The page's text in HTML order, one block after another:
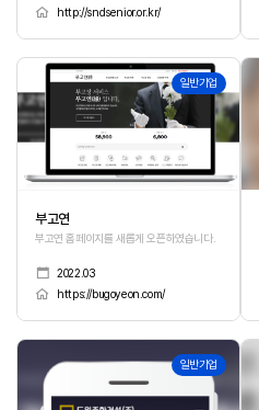
http://sndsenior.or.kr/
일반기업
부고연
부고연 홈페이지를 새롭게 오픈하였습니다.
2022.03
https://bugoyeon.com/
일반기업